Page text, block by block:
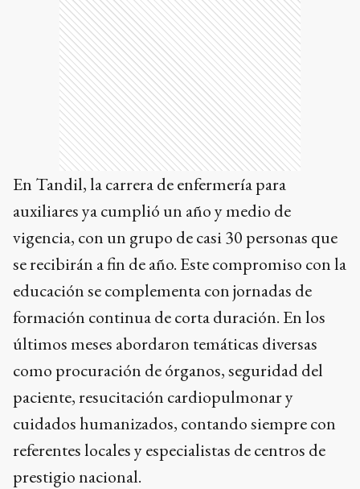
En Tandil, la carrera de enfermería para
auxiliares ya cumplió un año y medio de
vigencia, con un grupo de casi 30 personas que
se recibirán a fin de año. Este compromiso con la
educación se complementa con jornadas de
formación continua de corta duración. En los
últimos meses abordaron temáticas diversas
como procuración de órganos, seguridad del
paciente, resucitación cardiopulmonar y
cuidados humanizados, contando siempre con
referentes locales y especialistas de centros de
prestigio nacional.